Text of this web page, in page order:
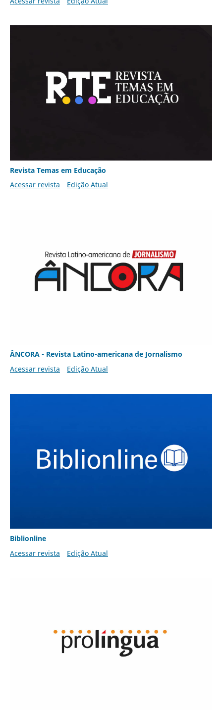
Revista Temas em Educação
Acessar revista
Edição Atual
ÂNCORA - Revista Latino-americana de Jornalismo
Acessar revista
Edição Atual
Biblionline
Acessar revista
Edição Atual